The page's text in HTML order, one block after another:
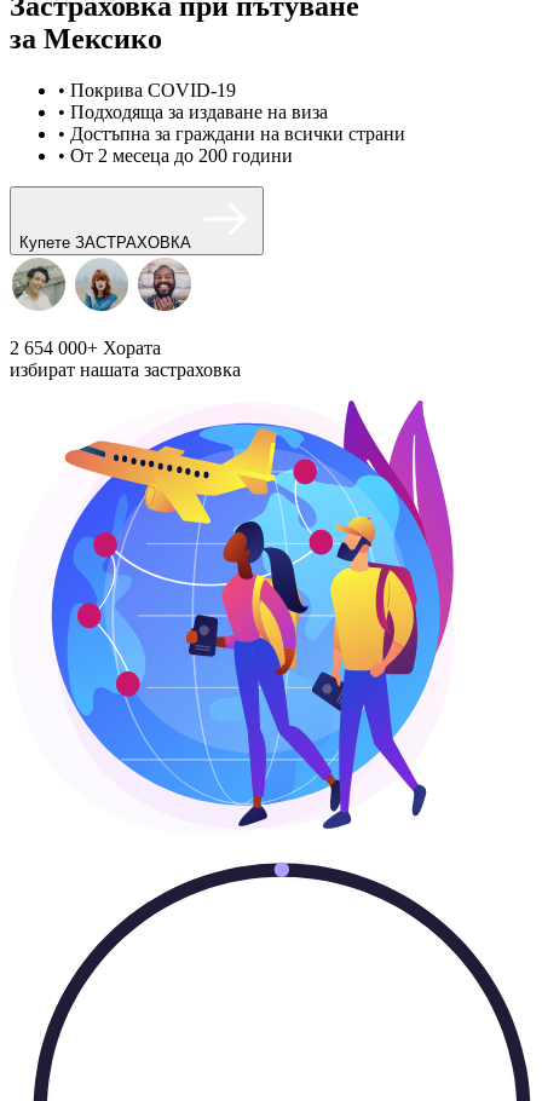
за Мексико
• Покрива COVID-19
• Подходяща за издаване на виза
• Достъпна за граждани на всички страни
• От 2 месеца до 200 години
Купете ЗАСТРАХОВКА
2 654 000+ Хората
избират нашата застраховка